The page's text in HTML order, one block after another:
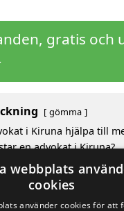
gratis och
gömma
i Kiruna hjälpa till
en advokat i Kiruna?
välja advokat i Kiruna
advokat i de
webbplats
cookies
använder cookies för att